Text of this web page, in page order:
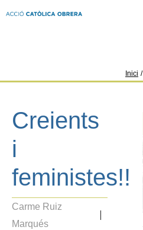
Inici /
Creients
i
feministes!!
Carme Ruiz
Marqués